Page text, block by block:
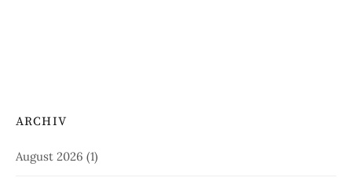
ARCHIV
August 2026 (1)